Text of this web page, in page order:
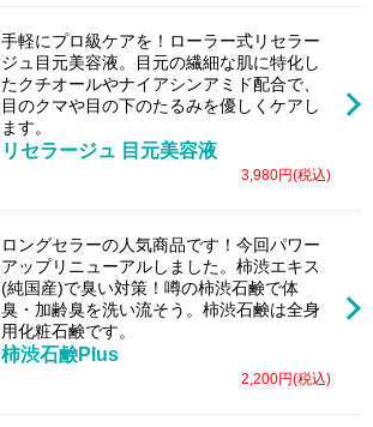
手軽にプロ級ケアを！ローラー式リセラー
ジュ目元美容液。目元の繊細な肌に特化し
たクチオールやナイアシンアミド配合で、
目のクマや目の下のたるみを優しくケアし
ます。
リセラージュ 目元美容液
3,980円(税込)
ロングセラーの人気商品です！今回パワー
アップリニューアルしました。柿渋エキス
(純国産)で臭い対策！噂の柿渋石鹸で体
臭・加齢臭を洗い流そう。柿渋石鹸は全身
用化粧石鹸です。
柿渋石鹸Plus
2,200円(税込)